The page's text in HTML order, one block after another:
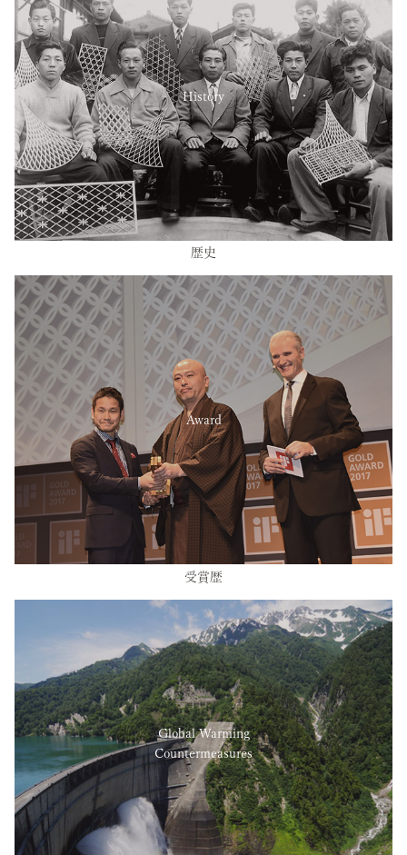
History
歴史
Award
受賞歴
Global Warming
Countermeasures